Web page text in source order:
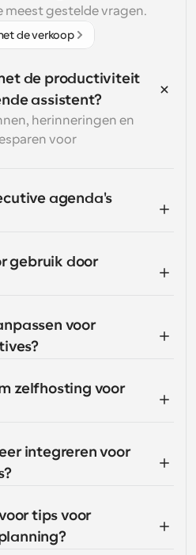
meest gestelde vragen.
de verkoop
de productiviteit
assistent?
herinneringen en
voor
agenda's
gebruik door
voor
zelfhosting voor
integreren voor
tips voor